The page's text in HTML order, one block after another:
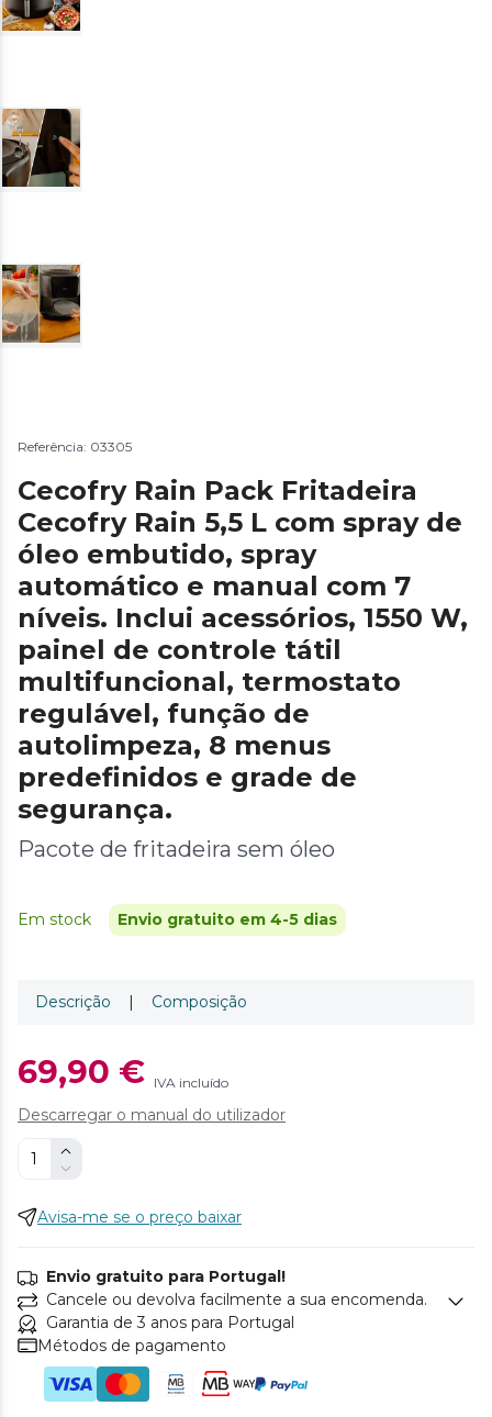
Referência: 03305
Cecofry Rain Pack Fritadeira
Cecofry Rain 5,5 L com spray de
óleo embutido, spray
automático e manual com 7
níveis. Inclui acessórios, 1550 W,
painel de controle tátil
multifuncional, termostato
regulável, função de
autolimpeza, 8 menus
predefinidos e grade de
segurança.
Pacote de fritadeira sem óleo
Em stock Envio gratuito em 4-5 dias
Descrição | Composição
69,90 € IVA incluído
Descarregar o manual do utilizador
Avisa-me se o preço baixar
Envio gratuito para Portugal!
Cancele ou devolva facilmente a sua encomenda.
Garantia de 3 anos para Portugal
Métodos de pagamento